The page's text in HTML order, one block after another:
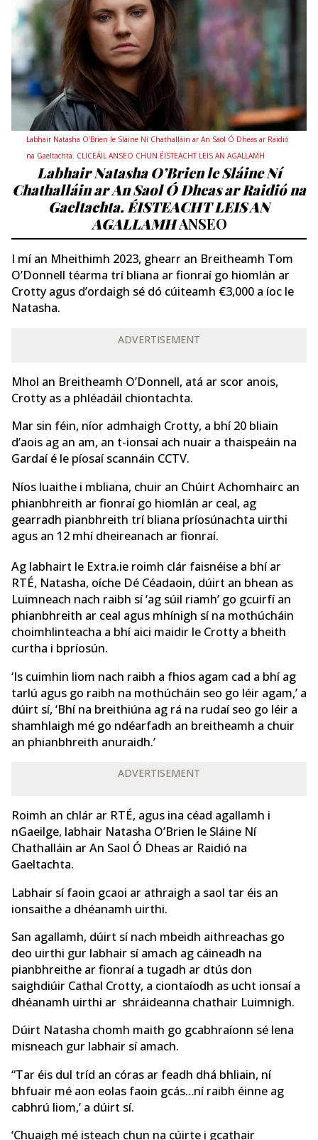
Labhair Natasha O’Brien le Sláine Ní Chathalláin ar An Saol Ó Dheas ar Raidió
na Gaeltachta. CLICEÁIL ANSEO CHUN ÉISTEACHT LEIS AN AGALLAMH
Labhair Natasha O’Brien le Sláine Ní
Chathalláin ar An Saol Ó Dheas ar Raidió na
Gaeltachta. ÉISTEACHT LEIS AN
AGALLAMHANSEO
I mí an Mheithimh 2023, ghearr an Breitheamh Tom
O’Donnell téarma trí bliana ar fionraí go hiomlán ar
Crotty agus d’ordaigh sé dó cúiteamh €3,000 a íoc le
Natasha.
ADVERTISEMENT
Mhol an Breitheamh O’Donnell, atá ar scor anois,
Crotty as a phléadáil chiontachta.
Mar sin féin, níor admhaigh Crotty, a bhí 20 bliain
d’aois ag an am, an t-ionsaí ach nuair a thaispeáin na
Gardaí é le píosaí scannáin CCTV.
Níos luaithe i mbliana, chuir an Chúirt Achomhairc an
phianbhreith ar fionraí go hiomlán ar ceal, ag
gearradh pianbhreith trí bliana príosúnachta uirthi
agus an 12 mhí dheireanach ar fionraí.
Ag labhairt le Extra.ie roimh clár faisnéise a bhí ar
RTÉ, Natasha, oíche Dé Céadaoin, dúirt an bhean as
Luimneach nach raibh sí ‘ag súil riamh’ go gcuirfí an
phianbhreith ar ceal agus mhínigh sí na mothúcháin
choimhlinteacha a bhí aici maidir le Crotty a bheith
curtha i bpríosún.
‘Is cuimhin liom nach raibh a fhios agam cad a bhí ag
tarlú agus go raibh na mothúcháin seo go léir agam,’ a
dúirt sí, ‘Bhí na breithiúna ag rá na rudaí seo go léir a
shamhlaigh mé go ndéarfadh an breitheamh a chuir
an phianbhreith anuraidh.’
ADVERTISEMENT
Roimh an chlár ar RTÉ, agus ina céad agallamh i
nGaeilge, labhair Natasha O’Brien le Sláine Ní
Chathalláin ar An Saol Ó Dheas ar Raidió na
Gaeltachta.
Labhair sí faoin gcaoi ar athraigh a saol tar éis an
ionsaithe a dhéanamh uirthi.
San agallamh, dúirt sí nach mbeidh aithreachas go
deo uirthi gur labhair sí amach ag cáineadh na
pianbhreithe ar fionraí a tugadh ar dtús don
saighdiúir Cathal Crotty, a ciontaíodh as ucht ionsaí a
dhéanamh uirthi ar shráideanna chathair Luimnigh.
Dúirt Natasha chomh maith go gcabhraíonn sé lena
misneach gur labhair sí amach.
“Tar éis dul tríd an córas ar feadh dhá bhliain, ní
bhfuair mé aon eolas faoin gcás…ní raibh éinne ag
cabhrú liom,’ a dúirt sí.
‘Chuaigh mé isteach chun na cúirte i gcathair